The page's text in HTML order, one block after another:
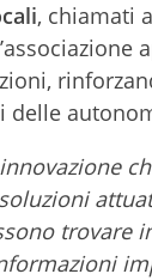
, chiamati
delle
trovare